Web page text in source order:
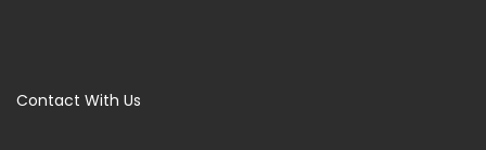
Contact With Us